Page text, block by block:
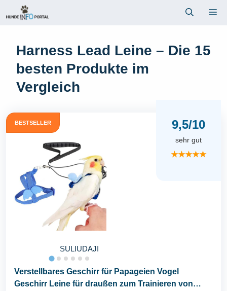
Inhalt
Harness Lead Leine – Die 15
besten Produkte im
Vergleich
BESTSELLER
SULIUDAJI
9,5/10
sehr gut
★★★★★
Verstellbares Geschirr für Papageien Vogel
Geschirr Leine für draußen zum Trainieren von